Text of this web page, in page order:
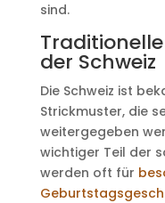
sind.
der Schweiz
Die Schweiz ist
Strickmuster, die
weitergegeben
wichtiger Teil der
werden oft für